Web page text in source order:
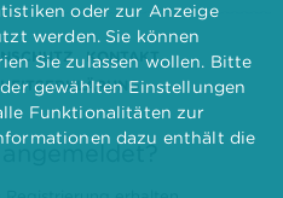
KONTAKT
oder zur Anzeige
werden. Sie können
Sie zulassen wollen. Bitte
gewählten Einstellungen
Funktionalitäten zur
dazu enthält die